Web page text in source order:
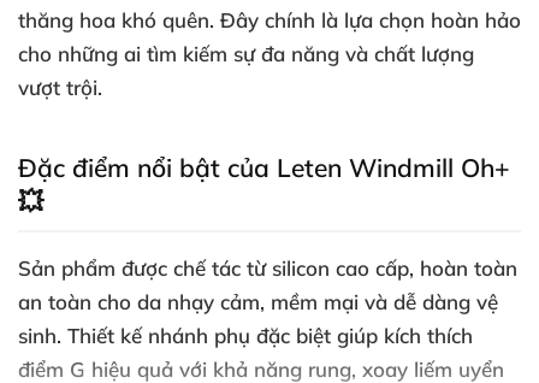
thăng hoa khó quên. Đây chính là lựa chọn hoàn hảo
cho những ai tìm kiếm sự đa năng và chất lượng
vượt trội.
Đặc điểm nổi bật của Leten Windmill Oh+
💥
Sản phẩm được chế tác từ silicon cao cấp, hoàn toàn
an toàn cho da nhạy cảm, mềm mại và dễ dàng vệ
sinh. Thiết kế nhánh phụ đặc biệt giúp kích thích
điểm G hiệu quả với khả năng rung, xoay liếm uyển